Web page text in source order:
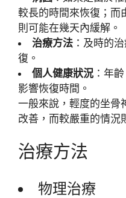
較長的時間來恢復；而
則可能在幾天內緩解。
治療方法 ：及時的
復。
個人健康狀況 ：年
影響恢復時間。
一般來說，輕度的坐骨
改善，而較嚴重的情況
治療方法
物理治療